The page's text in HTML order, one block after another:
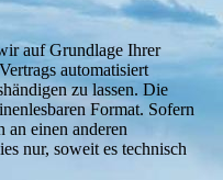
auf Grundlage Ihrer
automatisiert
zu lassen. Die
Format. Sofern
an einen anderen
nur, soweit es technisch